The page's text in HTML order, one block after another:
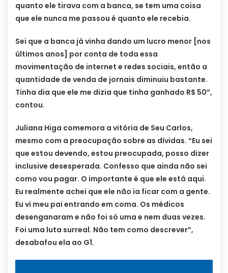
quanto ele tirava com a banca, se tem uma coisa
que ele nunca me passou é quanto ele recebia.
Sei que a banca já vinha dando um lucro menor [nos
últimos anos] por conta de toda essa
movimentação de internet e redes sociais, então a
quantidade de venda de jornais diminuiu bastante.
Tinha dia que ele me dizia que tinha ganhado R$ 50”,
contou.
Juliana Higa comemora a vitória de Seu Carlos,
mesmo com a preocupação sobre as dívidas. “Eu sei
que estou devendo, estou preocupada, posso dizer
inclusive desesperada. Confesso que ainda não sei
como vou pagar. O importante é que ele está aqui.
Eu realmente achei que ele não ia ficar com a gente.
Eu vi meu pai entrando em coma. Os médicos
desenganaram e não foi só uma e nem duas vezes.
Foi uma luta surreal. Não tem como descrever”,
desabafou ela ao G1.